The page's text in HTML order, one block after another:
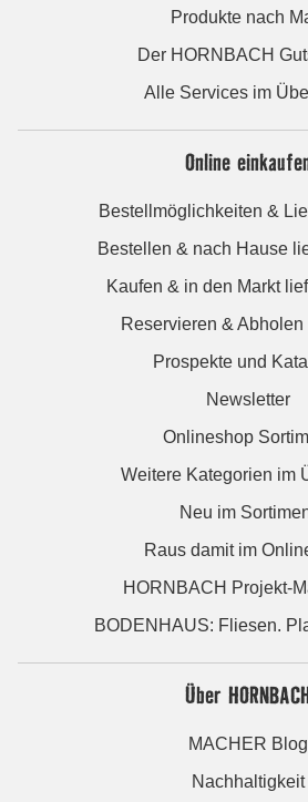
Produkte nach
Der HORNBACH
Alle Services im
Online
Bestellmöglichkeiten &
Bestellen & nach Hause
Kaufen & in den Markt
Reservieren & Abholen
Prospekte und
Newsletter
Onlineshop
Weitere Kategorien im
Neu im
Raus damit im
HORNBACH Projekt-
BODENHAUS: Fliesen.
Über
MACHER Blog
Nachhaltigkeit